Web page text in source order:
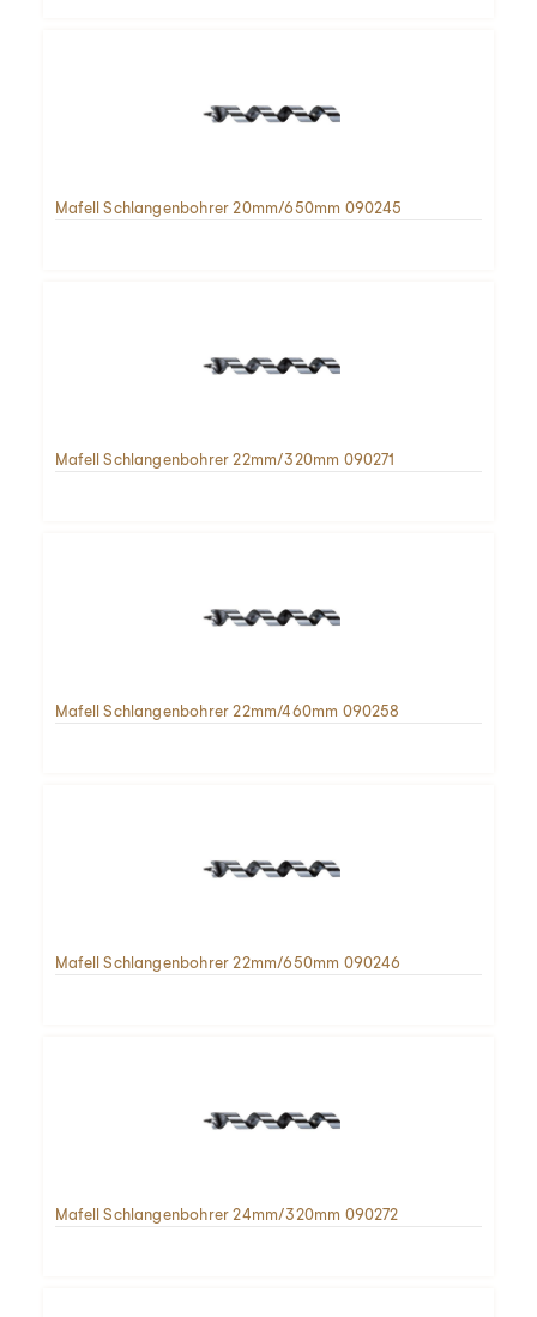
Mafell Schlangenbohrer 20mm/650mm 090245
Mafell Schlangenbohrer 22mm/320mm 090271
Mafell Schlangenbohrer 22mm/460mm 090258
Mafell Schlangenbohrer 22mm/650mm 090246
Mafell Schlangenbohrer 24mm/320mm 090272